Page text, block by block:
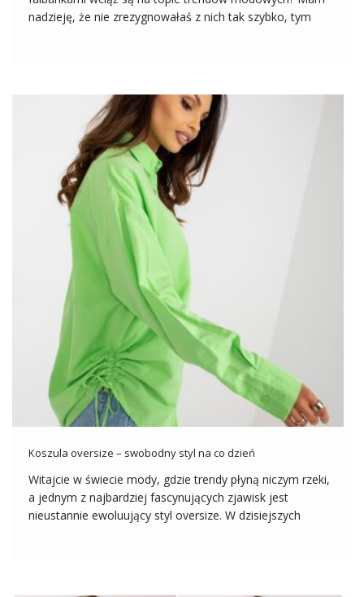
nadzieję, że nie zrezygnowałaś z nich tak szybko, tym
Koszula oversize – swobodny styl na co dzień
Witajcie w świecie mody, gdzie trendy płyną niczym rzeki,
a jednym z najbardziej fascynujących zjawisk jest
nieustannie ewoluujący styl oversize. W dzisiejszych